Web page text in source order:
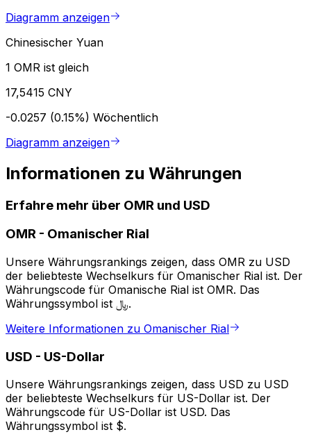
Diagramm anzeigen
Chinesischer Yuan
1 OMR ist gleich
17,5415 CNY
-0.0257 (0.15%) Wöchentlich
Diagramm anzeigen
Informationen zu Währungen
Erfahre mehr über OMR und USD
OMR - Omanischer Rial
Unsere Währungsrankings zeigen, dass OMR zu USD
der beliebteste Wechselkurs für Omanischer Rial ist. Der
Währungscode für Omanische Rial ist OMR. Das
Währungssymbol ist ﷼.
Weitere Informationen zu Omanischer Rial
USD - US-Dollar
Unsere Währungsrankings zeigen, dass USD zu USD
der beliebteste Wechselkurs für US-Dollar ist. Der
Währungscode für US-Dollar ist USD. Das
Währungssymbol ist $.